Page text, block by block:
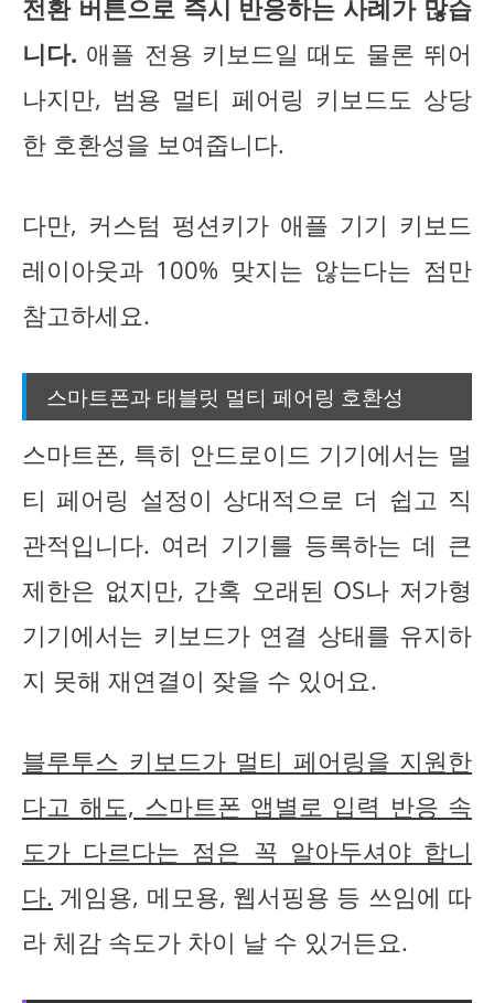
전환 버튼으로 즉시 반응하는 사례가 많습
니다. 애플 전용 키보드일 때도 물론 뛰어
나지만, 범용 멀티 페어링 키보드도 상당
한 호환성을 보여줍니다.
다만, 커스텀 펑션키가 애플 기기 키보드
레이아웃과 100% 맞지는 않는다는 점만
참고하세요.
스마트폰과 태블릿 멀티 페어링 호환성
스마트폰, 특히 안드로이드 기기에서는 멀
티 페어링 설정이 상대적으로 더 쉽고 직
관적입니다. 여러 기기를 등록하는 데 큰
제한은 없지만, 간혹 오래된 OS나 저가형
기기에서는 키보드가 연결 상태를 유지하
지 못해 재연결이 잦을 수 있어요.
블루투스 키보드가 멀티 페어링을 지원한
다고 해도, 스마트폰 앱별로 입력 반응 속
도가 다르다는 점은 꼭 알아두셔야 합니
다. 게임용, 메모용, 웹서핑용 등 쓰임에 따
라 체감 속도가 차이 날 수 있거든요.